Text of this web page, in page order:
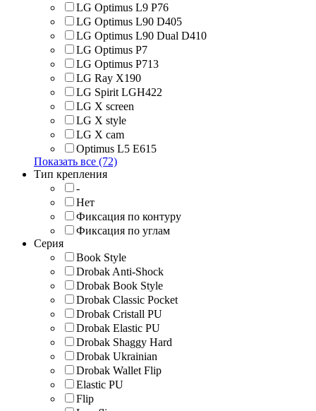
LG Optimus L9 P76
LG Optimus L90 D405
LG Optimus L90 Dual D410
LG Optimus P7
LG Optimus P713
LG Ray X190
LG Spirit LGH422
LG X screen
LG X style
LG Х cam
Optimus L5 E615
Показать все (72)
Тип крепления
-
Нет
Фиксация по контуру
Фиксация по углам
Серия
Book Style
Drobak Anti-Shock
Drobak Book Style
Drobak Classic Pocket
Drobak Cristall PU
Drobak Elastic PU
Drobak Shaggy Hard
Drobak Ukrainian
Drobak Wallet Flip
Elastic PU
Flip